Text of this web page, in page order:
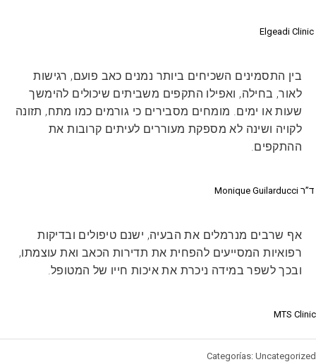
בין התסמינים השכיחים ביותר נמנים כאב פועם, רגישות
לאור, בחילה, ואפילו התקפים משביתים שיכולים להימשך
שעות או ימים. מומחים מסבירים כי גורמים כמו מתח, תזונה
לקויה ושינה לא מספקת מעוררים לעיתים קרובות את
ההתקפים.
ד”ר Monique Guilarducci
אף שרבים מנרמלים את הבעיה, ישנם טיפולים ובדיקות
רפואיות המסייעים להפחית את תדירות הכאב ואת עוצמתו,
ובכך לשפר במידה ניכרת את איכות חייו של המטופל.
MTS Clinic
Categorías: Uncategorized